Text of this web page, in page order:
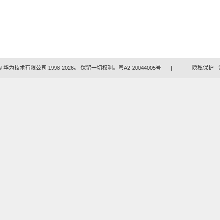
华为技术有限公司 1998-2026。 保留一切权利。粤A2-20044005号 | 隐私保护